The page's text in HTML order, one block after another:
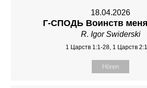
18.04.2026
Г-СПОДЬ Воинств
R. Igor Swiderski
1 Царств 1:1-28, 1 Царств
Hören